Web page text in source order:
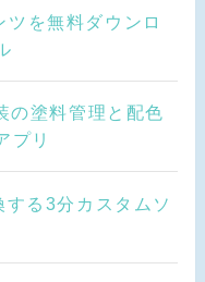
を無料ダウンロ
塗料管理と配色
プリ
る3分カスタムソ